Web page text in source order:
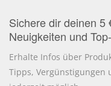
Sichere dir deinen 5
Neuigkeiten und
Erhalte Infos über
Tipps, Vergünstigungen